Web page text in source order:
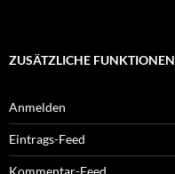
ZUSÄTZLICHE FUNKTIONEN
Anmelden
Eintrags-Feed